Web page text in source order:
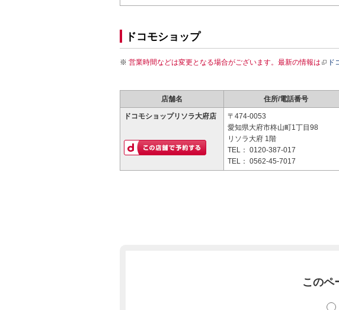
ドコモショップ
営業時間などは変更となる場合がございます。最新の情報は ド
店舗名 住所/電話番号
ドコモショップリソラ大府店
〒474-0053
愛知県大府市柊山町1丁目98
リソラ大府 1階
TEL： 0120-387-017
TEL： 0562-45-7017
このペ